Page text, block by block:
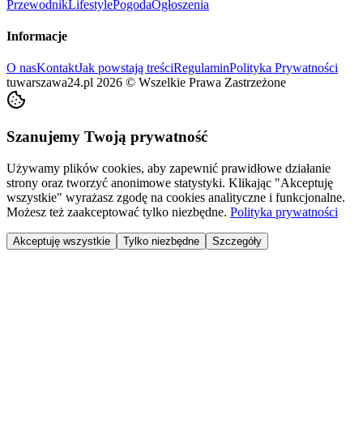
PrzewodnikLifestylePogodaOgłoszenia
Informacje
O nasKontaktJak powstają treściRegulaminPolityka Prywatności
tuwarszawa24.pl 2026 © Wszelkie Prawa Zastrzeżone
Szanujemy Twoją prywatność
Używamy plików cookies, aby zapewnić prawidłowe działanie
strony oraz tworzyć anonimowe statystyki. Klikając "Akceptuję
wszystkie" wyrażasz zgodę na cookies analityczne i funkcjonalne.
Możesz też zaakceptować tylko niezbędne. Polityka prywatności
Akceptuję wszystkie Tylko niezbędne Szczegóły